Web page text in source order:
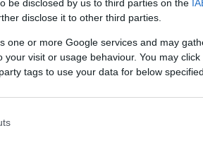
be disclosed by us to third parties on the
disclose it to other third parties.
one or more Google services and may
visit or usage behaviour. You may
tags to use your data for below
LEAGUE
της Παρί Σεν Ζερμέν
στη γαλλική
του Champions League!